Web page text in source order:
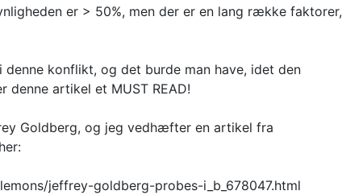
er > 50%, men der er en lang række faktorer,
konflikt, og det burde man have, idet den
denne artikel et MUST READ!
Goldberg, og jeg vedhæfter en artikel fra
jeffrey-goldberg-probes-i_b_678047.html